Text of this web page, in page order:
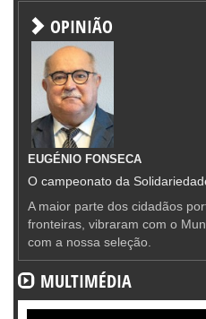
OPINIÃO
EUGÉNIO FONSECA
O campeonato da
A maior parte dos cidadãos
fronteiras, vibraram com o
com a nossa seleção.
MULTIMÉDIA